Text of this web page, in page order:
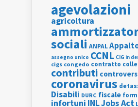
agevolazioni
agricoltura
sociali ANPAL
assegno unico CCNL CIG in
cigs congedo contratto
contributi
coronavirus
Disabili DURC fiscale
infortuni INLJobs Act